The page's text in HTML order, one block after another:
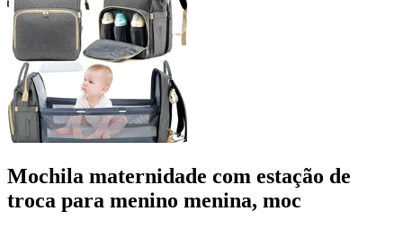
Mochila maternidade com estação de
troca para menino menina, moc